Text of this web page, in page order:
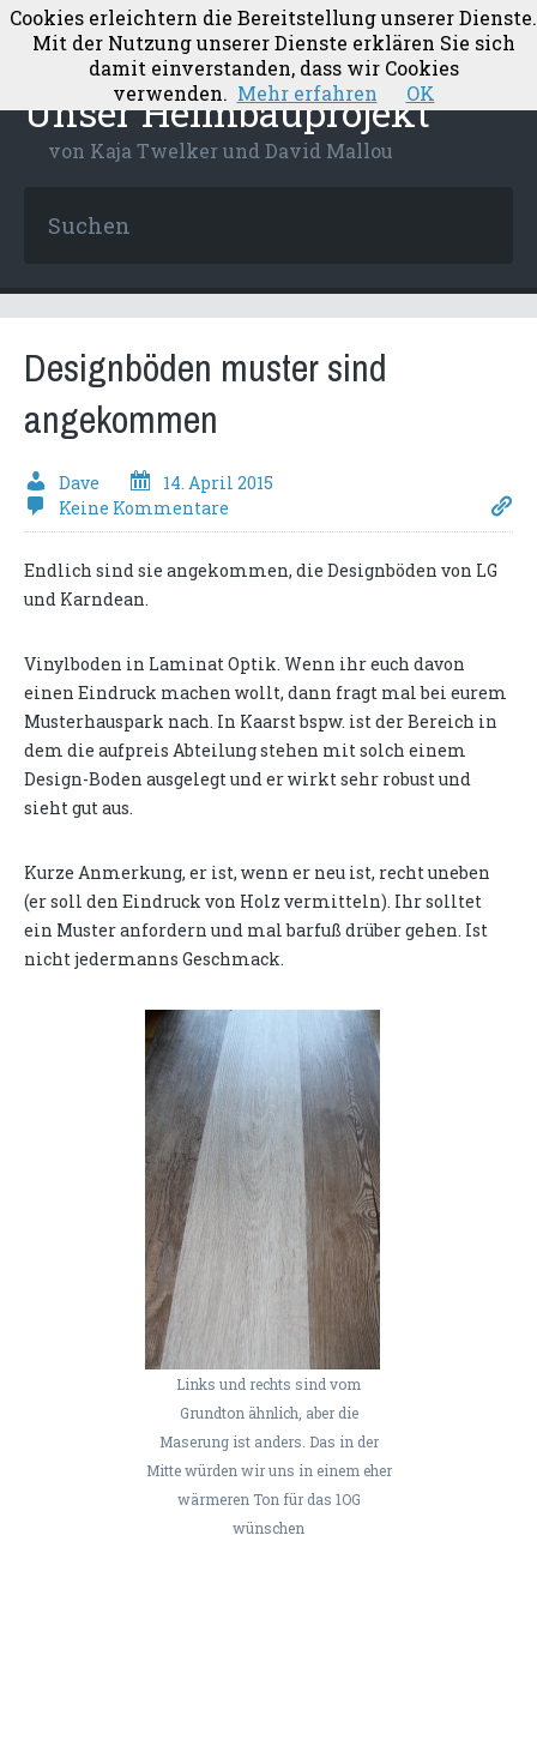
Unser Heimbauprojekt
von Kaja Twelker und David Mallou
Designböden muster sind
angekommen
Dave
14. April 2015
Keine Kommentare
Endlich sind sie angekommen, die Designböden von LG
und Karndean.
Vinylboden in Laminat Optik. Wenn ihr euch davon
einen Eindruck machen wollt, dann fragt mal bei eurem
Musterhauspark nach. In Kaarst bspw. ist der Bereich in
dem die aufpreis Abteilung stehen mit solch einem
Design-Boden ausgelegt und er wirkt sehr robust und
sieht gut aus.
Kurze Anmerkung, er ist, wenn er neu ist, recht uneben
(er soll den Eindruck von Holz vermitteln). Ihr solltet
ein Muster anfordern und mal barfuß drüber gehen. Ist
nicht jedermanns Geschmack.
Links und rechts sind vom
Grundton ähnlich, aber die
Maserung ist anders. Das in der
Mitte würden wir uns in einem eher
wärmeren Ton für das 1OG
wünschen
Cookies erleichtern die Bereitstellung unserer Dienste.
Mit der Nutzung unserer Dienste erklären Sie sich
damit einverstanden, dass wir Cookies
verwenden. Mehr erfahren OK